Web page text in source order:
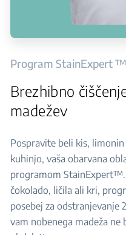
Program StainExpert ™
Brezhibno
madežev
Pospravite beli kis,
kuhinjo, vaša obarvana
programom StainExpert™.
čokolado, ličila ali kri,
posebej za odstranjevanje
vam nobenega madeža ne